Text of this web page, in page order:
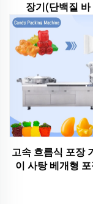
장기(단백질 바
고속 흐름식 포장
이 사탕 베개형